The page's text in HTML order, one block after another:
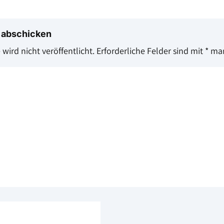
wird nicht veröffentlicht. Erforderliche Felder sind mit *